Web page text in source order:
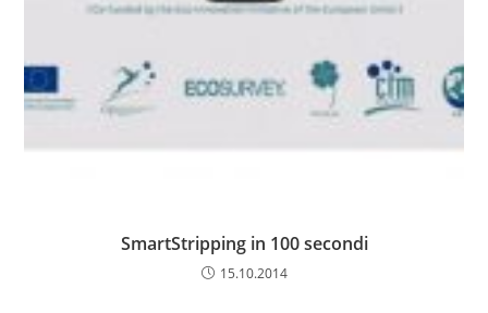
SmartStripping in 100 secondi
15.10.2014